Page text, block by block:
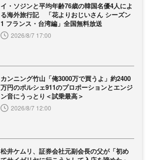
イ・ソジンと平均年齢76歳の韓国名優4人によ
る海外旅行記 「花よりおじいさん シーズン
1 フランス・台湾編」全国無料放送
2026/8/7 17:00
カンニング竹山「俺3000万で買うよ」約2400
万円のポルシェ911のプロポーションとエンジ
ン音にうっとり＜試乗最高＞
2026/8/7 12:00
松井ケムリ、証券会社元副会長の父が「初め